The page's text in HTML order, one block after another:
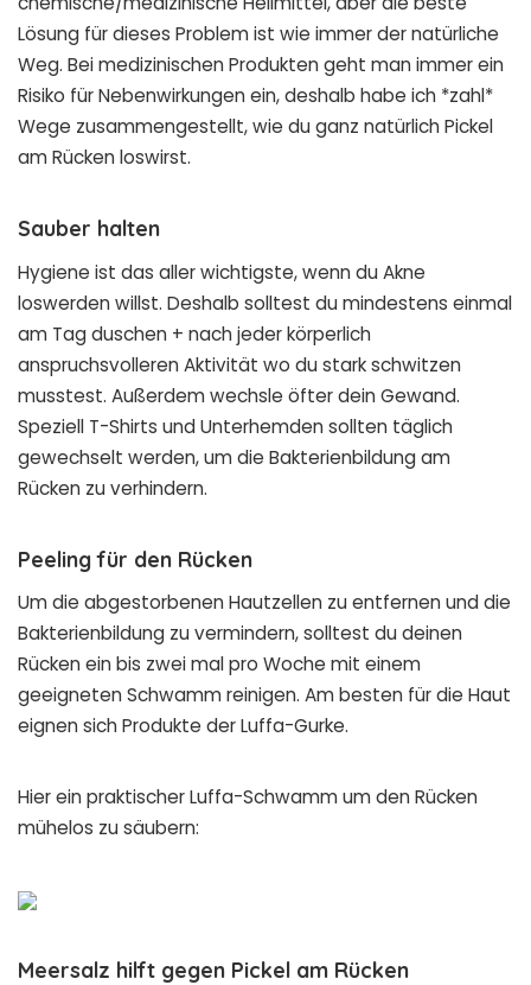
Lösung für dieses Problem ist wie immer der natürliche
Weg. Bei medizinischen Produkten geht man immer ein
Risiko für Nebenwirkungen ein, deshalb habe ich *zahl*
Wege zusammengestellt, wie du ganz natürlich Pickel
am Rücken loswirst.
Sauber halten
Hygiene ist das aller wichtigste, wenn du Akne
loswerden willst. Deshalb solltest du mindestens einmal
am Tag duschen + nach jeder körperlich
anspruchsvolleren Aktivität wo du stark schwitzen
musstest. Außerdem wechsle öfter dein Gewand.
Speziell T-Shirts und Unterhemden sollten täglich
gewechselt werden, um die Bakterienbildung am
Rücken zu verhindern.
Peeling für den Rücken
Um die abgestorbenen Hautzellen zu entfernen und die
Bakterienbildung zu vermindern, solltest du deinen
Rücken ein bis zwei mal pro Woche mit einem
geeigneten Schwamm reinigen. Am besten für die Haut
eignen sich Produkte der Luffa-Gurke.
Hier ein praktischer Luffa-Schwamm um den Rücken
mühelos zu säubern:
Meersalz hilft gegen Pickel am Rücken